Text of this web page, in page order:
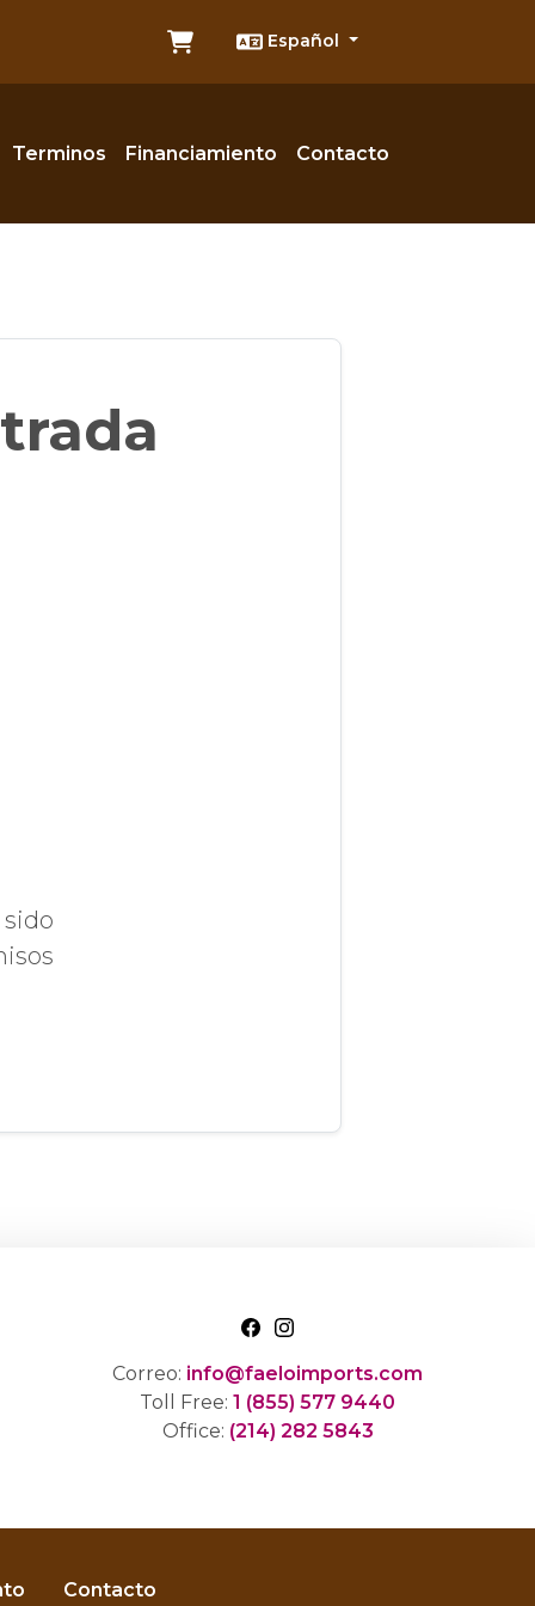
Español
Terminos Financiamiento Contacto
Correo: info@faeloimports.com
Toll Free: 1 (855) 577 9440
Office: (214) 282 5843
Contacto